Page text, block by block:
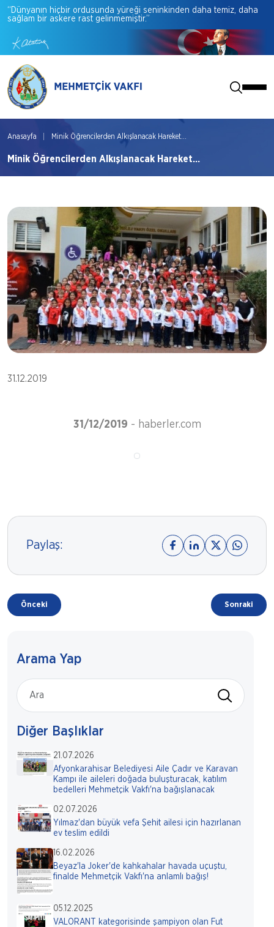
“Dünyanın hiçbir ordusunda yüreği seninkinden daha temiz, daha
sağlam bir askere rast gelinmemiştir.”
Anasayfa Minik Öğrencilerden Alkışlanacak Hareket...
Minik Öğrencilerden Alkışlanacak Hareket...
31.12.2019
31/12/2019 - haberler.com
Paylaş:
Önceki Sonraki
Arama Yap
Diğer Başlıklar
21.07.2026
Afyonkarahisar Belediyesi Aile Çadır ve Karavan
Kampı ile aileleri doğada buluşturacak, katılım
bedelleri Mehmetçik Vakfı'na bağışlanacak
02.07.2026
Yılmaz'dan büyük vefa Şehit ailesi için hazırlanan
ev teslim edildi
16.02.2026
Beyaz'la Joker'de kahkahalar havada uçuştu,
finalde Mehmetçik Vakfı'na anlamlı bağış!
05.12.2025
VALORANT kategorisinde şampiyon olan Fut